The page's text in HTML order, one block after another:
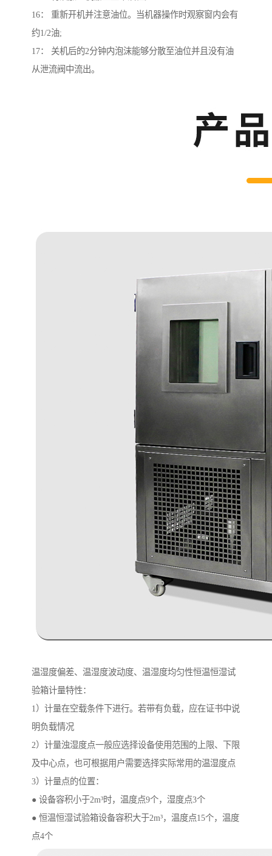
16： 重新开机并注意油位。当机器操作时观察窗内会有
约1/2油;
17： 关机后的2分钟内泡沫能够分散至油位并且没有油
从泄流阀中流出。
温湿度偏差、温湿度波动度、温湿度均匀性恒温恒湿试
验箱计量特性：
1）计量在空载条件下进行。若带有负载，应在证书中说
明负载情况
2）计量浊湿度点一般应选择设备使用范围的上限、下限
及中心点，也可根据用户需要选择实际常用的温湿度点
3）计量点的位置：
● 设备容积小于2m³时，温度点9个，湿度点3个
● 恒温恒湿试验箱设备容积大于2m³，温度点15个，温度
点4个